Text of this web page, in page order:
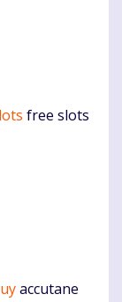
free slots
accutane